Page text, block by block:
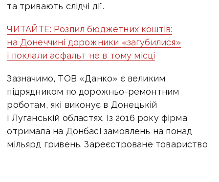
та тривають слідчі дії.
ЧИТАЙТЕ: Розпил бюджетних коштів:
на Донеччині дорожники «загубилися»
і поклали асфальт не в тому місці
Зазначимо, ТОВ «Данко» є великим
підрядником по дорожньо-ремонтним
роботам, які виконує в Донецькій
і Луганській областях. Із 2016 року фірма
отримала на Донбасі замовлень на понад
мільярд гривень. Зареєстроване товариство